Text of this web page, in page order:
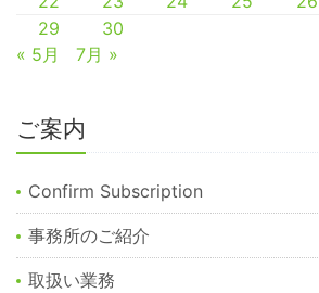
29
30
« 5月
7月 »
ご案内
Confirm Subscription
事務所のご紹介
取扱い業務